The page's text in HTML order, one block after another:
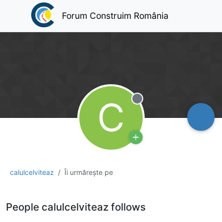
Forum Construim România
calulcelviteaz Îi urmărește pe
C Deconectat
People calulcelviteaz follows